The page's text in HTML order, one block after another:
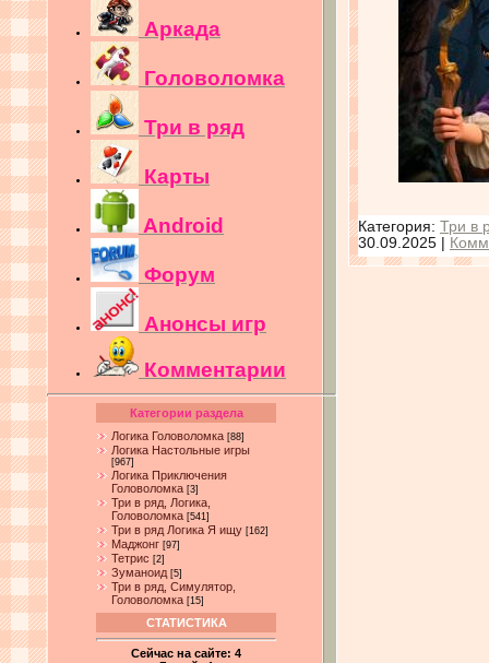
Аркада
Головоломка
Три в ряд
Карты
Android
Форум
Анонсы игр
Комментарии
Категории раздела
Логика Головоломка [88]
Логика Настольные игры
[967]
Логика Приключения
Головоломка [3]
Три в ряд, Логика,
Головоломка [541]
Три в ряд Логика Я ищу [162]
Маджонг [97]
Тетрис [2]
Зуманоид [5]
Три в ряд, Симулятор,
Головоломка [15]
СТАТИСТИКА
Сейчас на сайте: 4
Категория: Три в
30.09.2025 |